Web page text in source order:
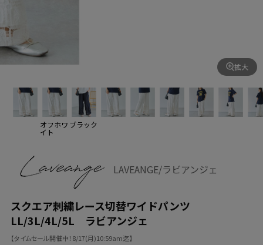
拡大
オフホワ
イト
ブラック
LAVEANGE/ラビアンジェ
スクエア刺繍レース切替ワイドパンツ
LL/3L/4L/5L ラビアンジェ
【タイムセール開催中！8/17(月)10:59am迄】